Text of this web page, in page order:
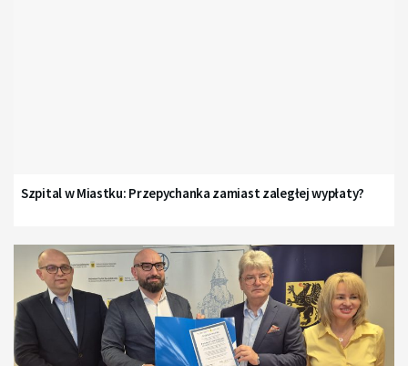
Szpital w Miastku: Przepychanka zamiast zaległej wypłaty?